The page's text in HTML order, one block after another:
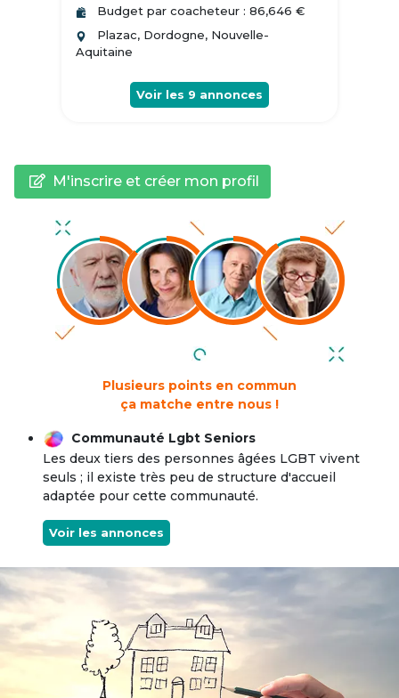
Budget par coacheteur : 86,646 €
Plazac, Dordogne, Nouvelle-
Aquitaine
Voir les 9 annonces
M'inscrire et créer mon profil
Plusieurs points en commun
ça matche entre nous !
Communauté Lgbt Seniors
Les deux tiers des personnes âgées LGBT vivent
seuls ; il existe très peu de structure d'accueil
adaptée pour cette communauté.
Voir les annonces